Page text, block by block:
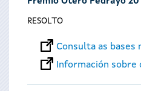
aquí
RESOLTO
Consulta as bases
Información sobre